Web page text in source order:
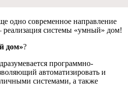
одно современное направление
реализация системы «умный» дом!
дом»?
программно-
автоматизировать и
системами, а также